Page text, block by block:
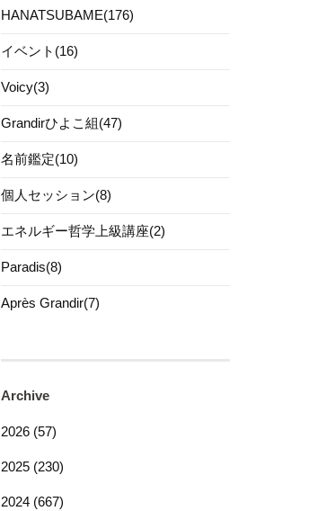
HANATSUBAME(176)
イベント(16)
Voicy(3)
Grandirひよこ組(47)
名前鑑定(10)
個人セッション(8)
エネルギー哲学上級講座(2)
Paradis(8)
Après Grandir(7)
Archive
2026 (57)
2025 (230)
2024 (667)